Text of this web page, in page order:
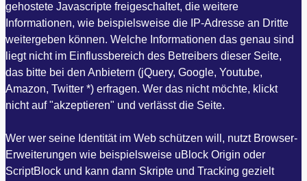
gehostete Javascripte freigeschaltet, die weitere
Informationen, wie beispielsweise die IP-Adresse an Dritte
weitergeben können. Welche Informationen das genau sind
liegt nicht im Einflussbereich des Betreibers dieser Seite,
das bitte bei den Anbietern (jQuery, Google, Youtube,
Amazon, Twitter *) erfragen. Wer das nicht möchte, klickt
nicht auf "akzeptieren" und verlässt die Seite.
Wer wer seine Identität im Web schützen will, nutzt Browser-
Erweiterungen wie beispielsweise uBlock Origin oder
ScriptBlock und kann dann Skripte und Tracking gezielt